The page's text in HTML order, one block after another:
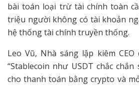
bài toán loại trừ tài chính toàn
triệu người không có tài khoản
hệ thống tài chính truyền thống.
Leo Vũ, Nhà sáng lập kiêm CEO
“Stablecoin như USDT chắc
cho thanh toán bằng crypto và